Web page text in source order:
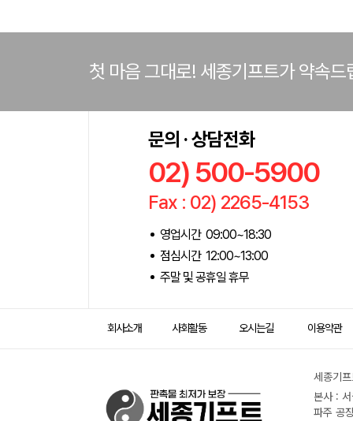
첫 마음 그대로! 세종기프트가 약속드
문의 · 상담전화
02) 500-5900
Fax : 02) 2265-4153
영업시간 09:00~18:30
점심시간 12:00~13:00
주말 및 공휴일 휴무
회사소개 사회활동 오시는길 이용약관
세종기
본사 :
파주 공